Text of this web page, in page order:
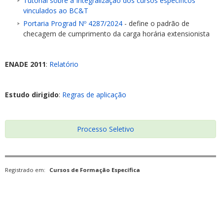
vinculados ao BC&T
Portaria Prograd Nº 4287/2024 - define o padrão de
checagem de cumprimento da carga horária extensionista
ENADE 2011: Relatório
Estudo dirigido: Regras de aplicação
Processo Seletivo
Registrado em: Cursos de Formação Específica